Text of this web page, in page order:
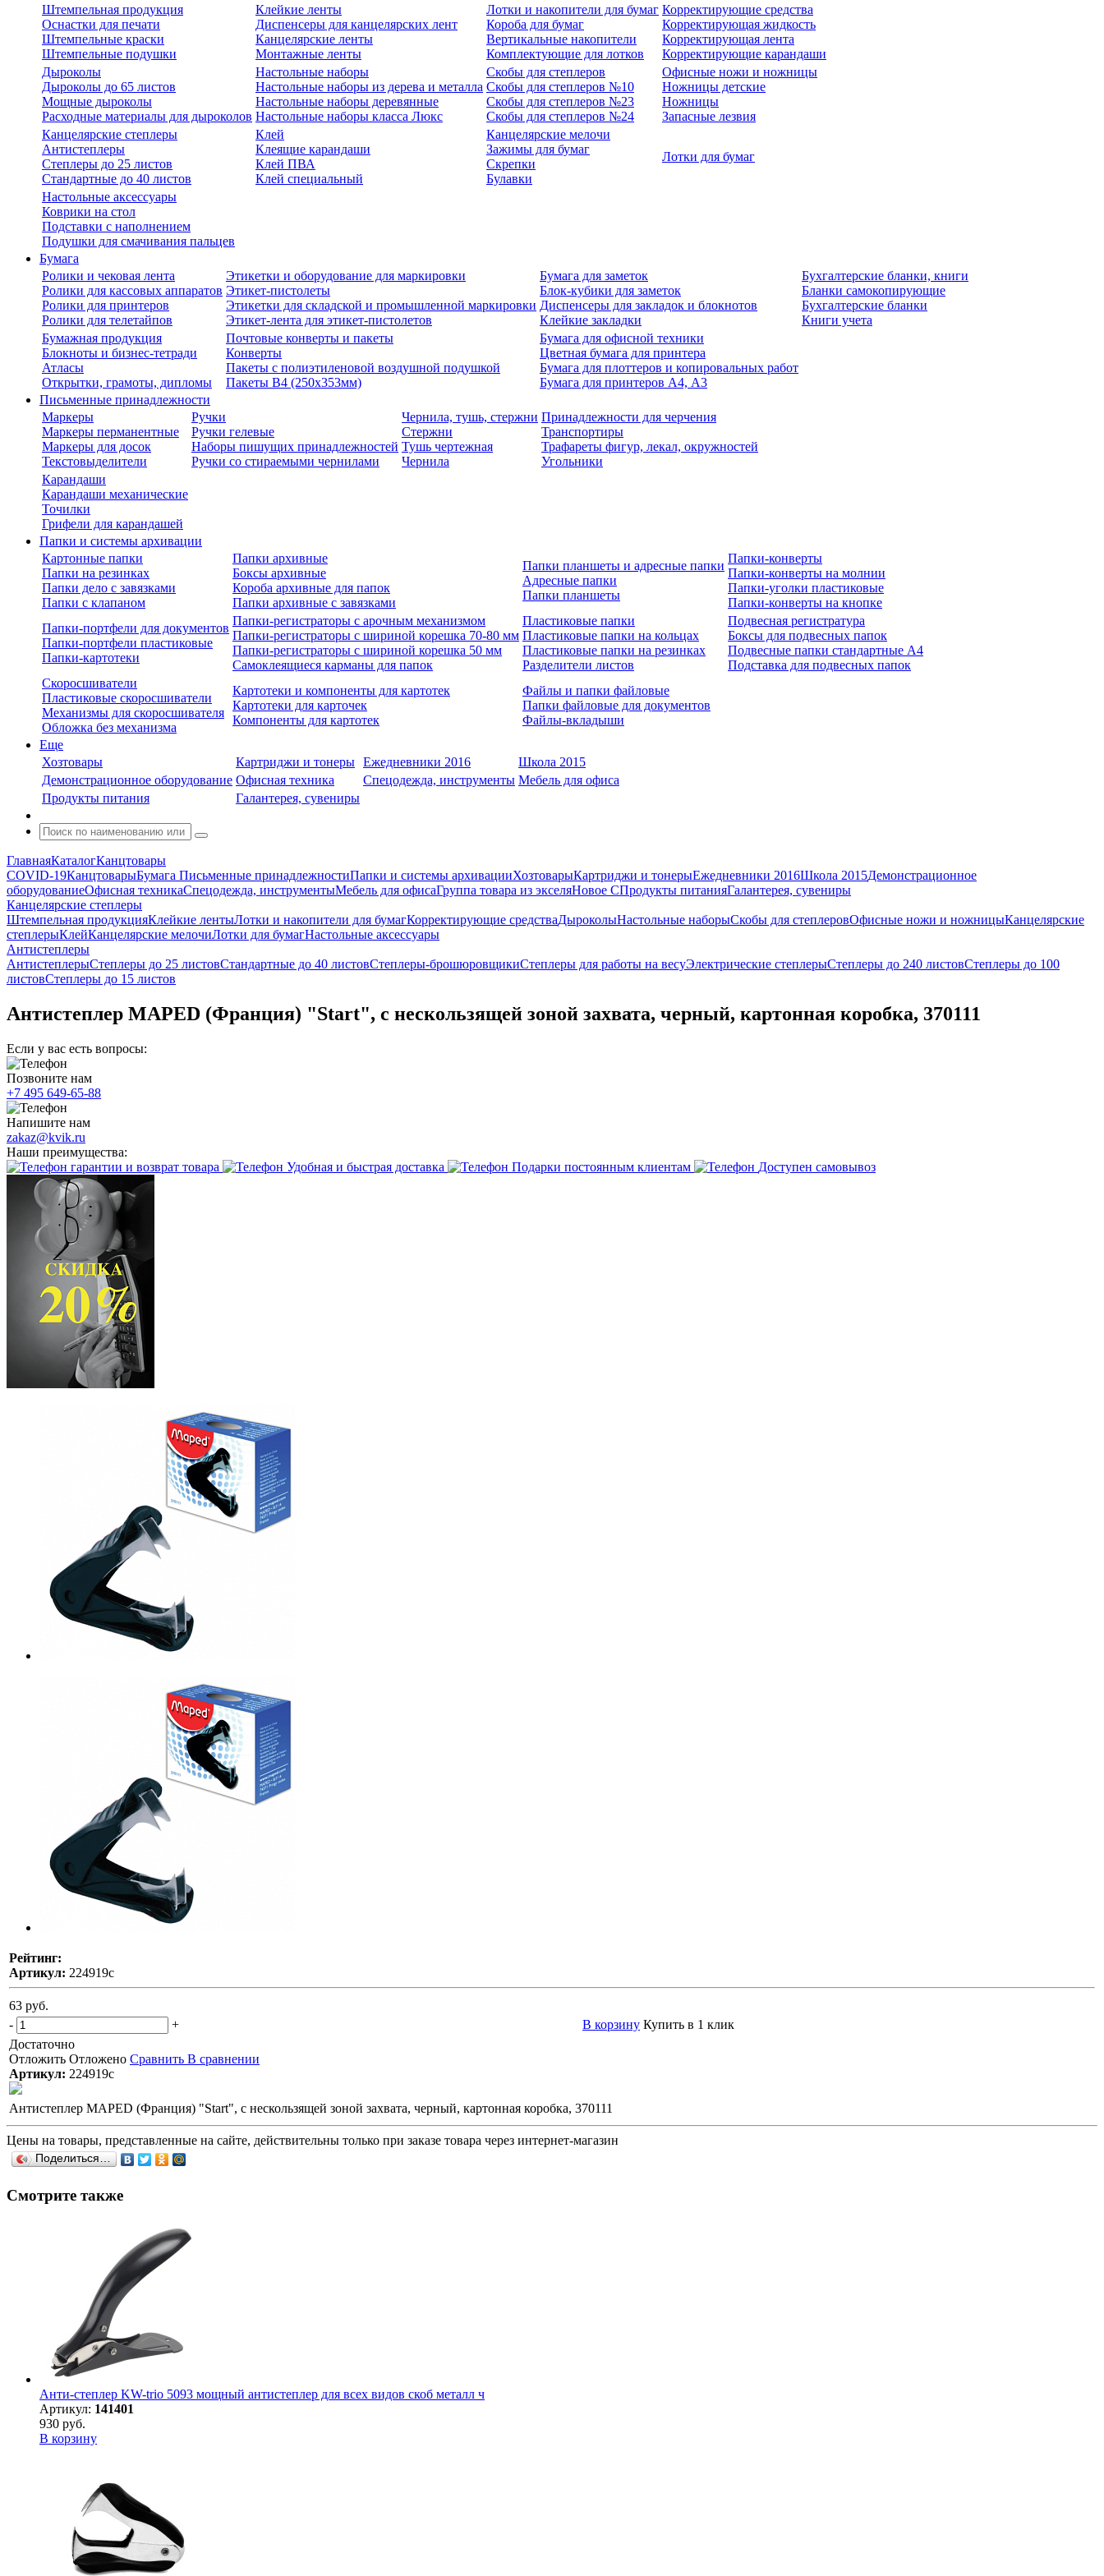
Штемпельная продукция
Оснастки для печати
Штемпельные краски
Штемпельные подушки
Клейкие ленты
Диспенсеры для канцелярских лент
Канцелярские ленты
Монтажные ленты
Лотки и накопители для бумаг
Короба для бумаг
Вертикальные накопители
Комплектующие для лотков
Корректирующие средства
Корректирующая жидкость
Корректирующая лента
Корректирующие карандаши
Дыроколы
Дыроколы до 65 листов
Мощные дыроколы
Расходные материалы для дыроколов
Настольные наборы
Настольные наборы из дерева и металла
Настольные наборы деревянные
Настольные наборы класса Люкс
Скобы для степлеров
Скобы для степлеров №10
Скобы для степлеров №23
Скобы для степлеров №24
Офисные ножи и ножницы
Ножницы детские
Ножницы
Запасные лезвия
Канцелярские степлеры
Антистеплеры
Степлеры до 25 листов
Стандартные до 40 листов
Клей
Клеящие карандаши
Клей ПВА
Клей специальный
Канцелярские мелочи
Зажимы для бумаг
Скрепки
Булавки
Лотки для бумаг
Настольные аксессуары
Коврики на стол
Подставки с наполнением
Подушки для смачивания пальцев
Бумага
Ролики и чековая лента
Ролики для кассовых аппаратов
Ролики для принтеров
Ролики для телетайпов
Этикетки и оборудование для маркировки
Этикет-пистолеты
Этикетки для складской и промышленной маркировки
Этикет-лента для этикет-пистолетов
Бумага для заметок
Блок-кубики для заметок
Диспенсеры для закладок и блокнотов
Клейкие закладки
Бухгалтерские бланки, книги
Бланки самокопирующие
Бухгалтерские бланки
Книги учета
Бумажная продукция
Блокноты и бизнес-тетради
Атласы
Открытки, грамоты, дипломы
Почтовые конверты и пакеты
Конверты
Пакеты с полиэтиленовой воздушной подушкой
Пакеты В4 (250х353мм)
Бумага для офисной техники
Цветная бумага для принтера
Бумага для плоттеров и копировальных работ
Бумага для принтеров А4, А3
Письменные принадлежности
Маркеры
Маркеры перманентные
Маркеры для досок
Текстовыделители
Ручки
Ручки гелевые
Наборы пишущих принадлежностей
Ручки со стираемыми чернилами
Чернила, тушь, стержни
Стержни
Тушь чертежная
Чернила
Принадлежности для черчения
Транспортиры
Трафареты фигур, лекал, окружностей
Угольники
Карандаши
Карандаши механические
Точилки
Грифели для карандашей
Папки и системы архивации
Картонные папки
Папки на резинках
Папки дело с завязками
Папки с клапаном
Папки архивные
Боксы архивные
Короба архивные для папок
Папки архивные с завязками
Папки планшеты и адресные папки
Адресные папки
Папки планшеты
Папки-конверты
Папки-конверты на молнии
Папки-уголки пластиковые
Папки-конверты на кнопке
Папки-портфели для документов
Папки-портфели пластиковые
Папки-картотеки
Папки-регистраторы с арочным механизмом
Папки-регистраторы с шириной корешка 70-80 мм
Папки-регистраторы с шириной корешка 50 мм
Самоклеящиеся карманы для папок
Пластиковые папки
Пластиковые папки на кольцах
Пластиковые папки на резинках
Разделители листов
Подвесная регистратура
Боксы для подвесных папок
Подвесные папки стандартные А4
Подставка для подвесных папок
Скоросшиватели
Пластиковые скоросшиватели
Механизмы для скоросшивателя
Обложка без механизма
Картотеки и компоненты для картотек
Картотеки для карточек
Компоненты для картотек
Файлы и папки файловые
Папки файловые для документов
Файлы-вкладыши
Еще
Хозтовары
Картриджи и тонеры Ежедневники 2016
Школа 2015
Демонстрационное оборудование Офисная техника Спецодежда, инструменты Мебель для офиса
Продукты питания
Галантерея, сувениры
ГлавнаяКаталогКанцтовары
COVID-19КанцтоварыБумага Письменные принадлежностиПапки и системы архивацииХозтоварыКартриджи и тонерыЕжедневники 2016Школа 2015Демонстрационное
оборудованиеОфисная техникаСпецодежда, инструментыМебель для офисаГруппа товара из экселяНовое СПродукты питанияГалантерея, сувениры
Канцелярские степлеры
Штемпельная продукцияКлейкие лентыЛотки и накопители для бумагКорректирующие средстваДыроколыНастольные наборыСкобы для степлеровОфисные ножи и ножницыКанцелярские
степлерыКлейКанцелярские мелочиЛотки для бумагНастольные аксессуары
Антистеплеры
АнтистеплерыСтеплеры до 25 листовСтандартные до 40 листовСтеплеры-брошюровщикиСтеплеры для работы на весуЭлектрические степлерыСтеплеры до 240 листовСтеплеры до 100
листовСтеплеры до 15 листов
Антистеплер MAPED (Франция) "Start", с нескользящей зоной захвата, черный, картонная коробка, 370111
Если у вас есть вопросы:
Позвоните нам
+7 495 649-65-88
Напишите нам
zakaz@kvik.ru
Наши преимущества:
гарантии и возврат товара
Удобная и быстрая доставка Подарки постоянным клиентам Доступен самовывоз
Рейтинг:
Артикул: 224919с
63 руб.
-
+ В корзину Купить в 1 клик
Достаточно
Отложить Отложено Сравнить В сравнении
Артикул: 224919с
Антистеплер MAPED (Франция) "Start", с нескользящей зоной захвата, черный, картонная коробка, 370111
Цены на товары, представленные на сайте, действительны только при заказе товара через интернет-магазин
Поделиться…
Смотрите также
Анти-степлер KW-trio 5093 мощный антистеплер для всех видов скоб металл ч
Артикул: 141401
930 руб.
В корзину